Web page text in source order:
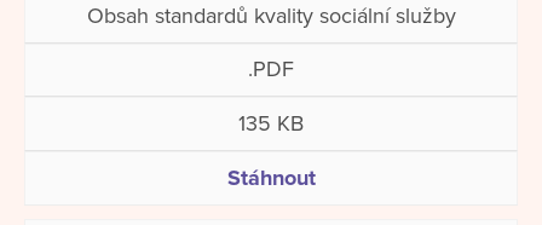
Obsah standardů kvality sociální služby
.PDF
135 KB
Stáhnout